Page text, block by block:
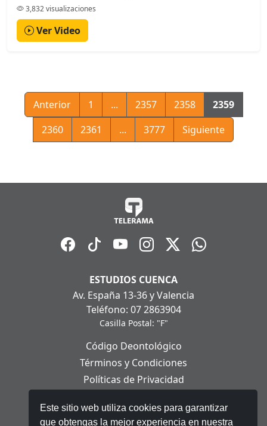
Este sitio web utiliza cookies para garantizar
que obtengas la mejor experiencia en nuestra
3,832 visualizaciones
Ver Video
Anterior 1 ... 2357 2358
2359
2360
2361 ... 3777 Siguiente
ESTUDIOS CUENCA
Av. España 13-36 y Valencia
Teléfono: 07 2863904
Casilla Postal: "F"
Código Deontológico
Términos y Condiciones
Políticas de Privacidad
Aviso Legal